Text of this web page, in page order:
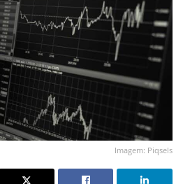
Imagem: Piqsels